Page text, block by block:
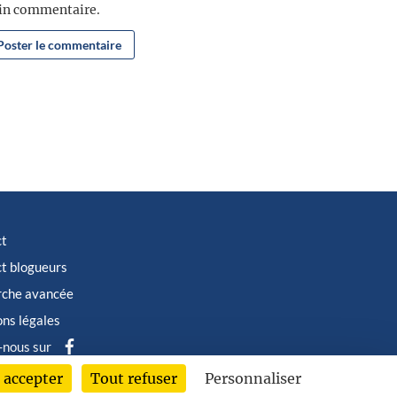
commentaire.
blogueurs
avancée
légales
sur
© Albin Michel Imaginaire - Tous droits réservés
Tout refuser Personnaliser